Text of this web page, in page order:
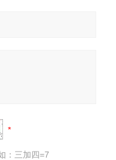
：三加四=7